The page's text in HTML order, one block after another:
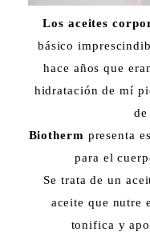
Los aceites
básico
hace años que
hidratación de mí
de
Biotherm presenta
para el
Se trata de un
aceite que nutre
tonifica y